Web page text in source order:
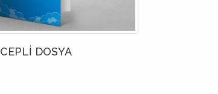
CEPLİ DOSYA